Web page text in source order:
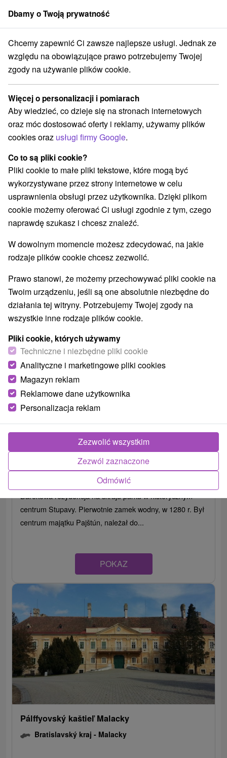
członek grupySorger
Atrakcje na Słowacji Zamki Záhorie
Zamki Záhorie
Kategorie
Wszystkie kategorie
Loty widokowe i rejsy wycieczkowe
Pola golfowe Źródła
Obiekty architektoniczne (1) Miejsca sakralne(5)
Zamki(3) Skanseny(1) Sporty(1)
Jeziora, jeziora, zbiorniki wodne(2)
Zamki, pałace, ruiny(2)
Wieże obserwacyjne i chodniki(3)
Aquaparki, baseny
Atrakcje dla dzieci(2) Muzea i galerie(4)
Atrakcje turystyczne(4) Atrakcje z adrenaliną
Wsie i miasta
Stupava(1) Veľké Leváre(1)
Bratislavský kraj -Stupava
Barokowa rezydencja na skraju parku w historycznym
centrum Stupavy. Pierwotnie zamek wodny, w 1280 r. Był
centrum majątku Pajštún, należał do...
POKAZ
Pálffyovský kaštieľ Malacky
Bratislavský kraj - Malacky
Dbamy o Twoją prywatność
Chcemy zapewnić Ci zawsze najlepsze usługi. Jednak ze
względu na obowiązujące prawo potrzebujemy Twojej
zgody na używanie plików cookie.
Więcej o personalizacji i pomiarach
Aby wiedzieć, co dzieje się na stronach internetowych
oraz móc dostosować oferty i reklamy, używamy plików
cookies oraz usługi firmy Google.
Co to są pliki cookie?
Pliki cookie to małe pliki tekstowe, które mogą być
wykorzystywane przez strony internetowe w celu
usprawnienia obsługi przez użytkownika. Dzięki plikom
cookie możemy oferować Ci usługi zgodnie z tym, czego
naprawdę szukasz i chcesz znaleźć.
W dowolnym momencie możesz zdecydować, na jakie
rodzaje plików cookie chcesz zezwolić.
Prawo stanowi, że możemy przechowywać pliki cookie na
Twoim urządzeniu, jeśli są one absolutnie niezbędne do
działania tej witryny. Potrzebujemy Twojej zgody na
wszystkie inne rodzaje plików cookie.
Pliki cookie, których używamy
Techniczne i niezbędne pliki cookie
Analityczne i marketingowe pliki cookies
Magazyn reklam
Reklamowe dane użytkownika
Personalizacja reklam
Odmówić
Zezwól zaznaczone
Zezwolić wszystkim